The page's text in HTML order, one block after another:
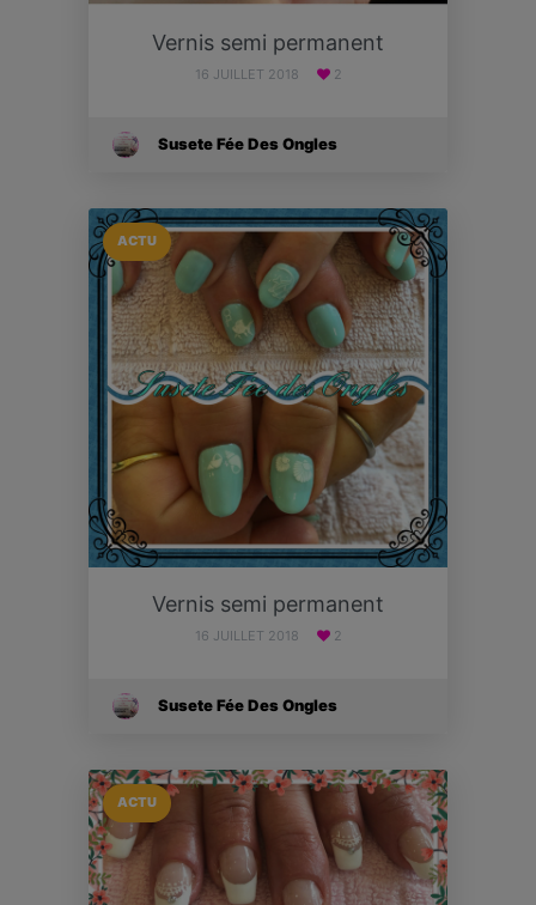
Vernis semi permanent
16 JUILLET 2018 2
Susete Fée Des Ongles
ACTU
Vernis semi permanent
16 JUILLET 2018 2
Susete Fée Des Ongles
ACTU